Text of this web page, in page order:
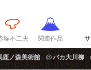
塚不二夫 関連作品
鹿ノ森美術館 バカ大川柳